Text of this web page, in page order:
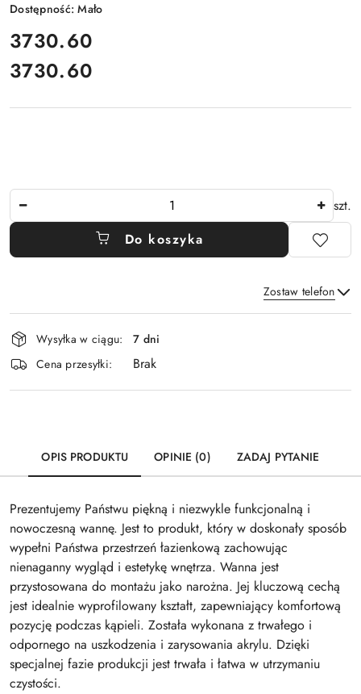
Dostępność:Mało
cena:
3730.60
Cena:
3730.60
szt.
Do koszyka
Zostaw telefon
Dostępność
i
dostawa
Wysyłka w ciągu:
7 dni
Cena przesyłki:
Brak
OPIS PRODUKTU OPINIE (0) ZADAJ PYTANIE
Prezentujemy Państwu piękną i niezwykle funkcjonalną i
nowoczesną wannę. Jest to produkt, który w doskonały sposób
wypełni Państwa przestrzeń łazienkową zachowując
nienaganny wygląd i estetykę wnętrza. Wanna jest
przystosowana do montażu jako narożna. Jej kluczową cechą
jest idealnie wyprofilowany kształt, zapewniający komfortową
pozycję podczas kąpieli. Została wykonana z trwałego i
odpornego na uszkodzenia i zarysowania akrylu. Dzięki
specjalnej fazie produkcji jest trwała i łatwa w utrzymaniu
czystości.